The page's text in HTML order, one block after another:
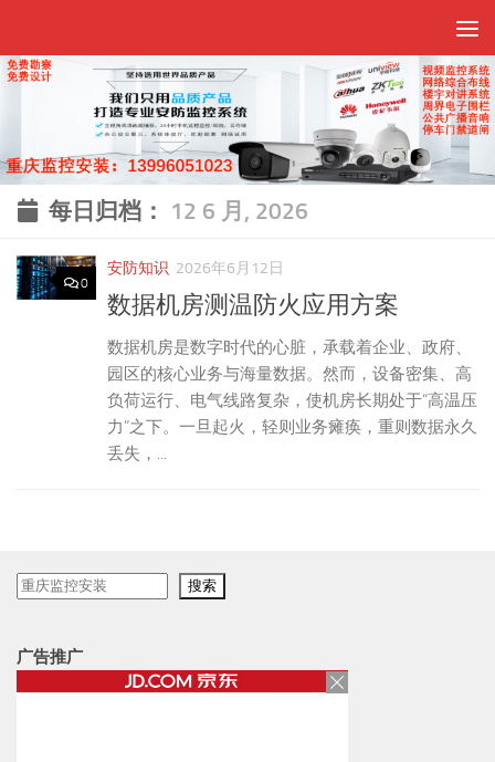
每日归档： 12 6 月, 2026
0
安防知识 2026年6月12日
数据机房测温防火应用方案
数据机房是数字时代的心脏，承载着企业、政府、
园区的核心业务与海量数据。然而，设备密集、高
负荷运行、电气线路复杂，使机房长期处于“高温压
力”之下。一旦起火，轻则业务瘫痪，重则数据永久
丢失，...
搜
搜索
广告推广